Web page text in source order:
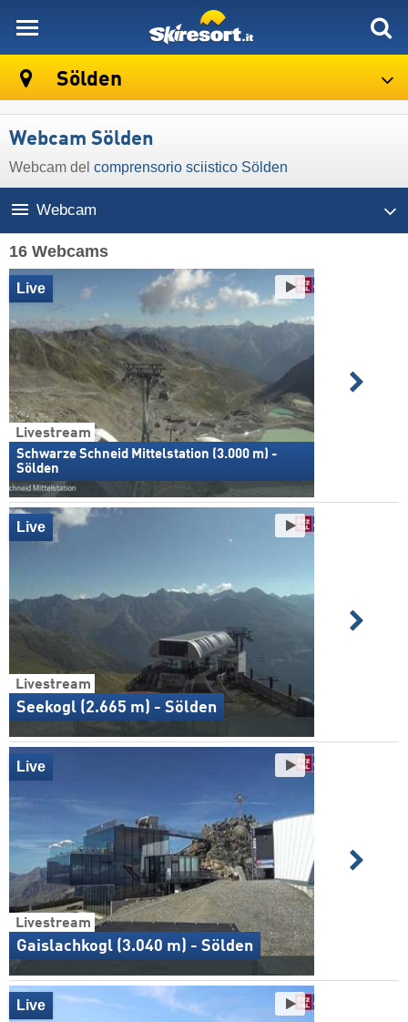
Sölden
Webcam Sölden
Webcam del comprensorio sciistico Sölden
Webcam
16 Webcams
Livestream
Schwarze Schneid Mittelstation (3.000 m) -
Sölden
Live
Livestream
Seekogl (2.665 m) - Sölden
Live
Livestream
Gaislachkogl (3.040 m) - Sölden
Live
Live